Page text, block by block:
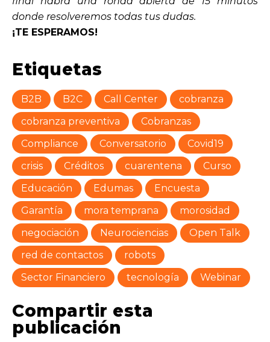
donde resolveremos todas tus dudas.
¡TE ESPERAMOS!
Etiquetas
B2B B2C Call Center
cobranza
cobranza preventiva
Cobranzas
Compliance
Conversatorio
Covid19
crisis
Créditos cuarentena
Curso
Educación
Edumas
Encuesta
Garantía
mora temprana
morosidad
negociación
Neurociencias
Open Talk
red de contactos
robots
Sector Financiero
tecnología Webinar
Compartir esta
publicación